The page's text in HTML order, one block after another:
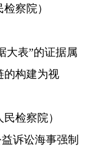
察院）
表”的证据属
构建为视
检察院）
诉讼海事强制